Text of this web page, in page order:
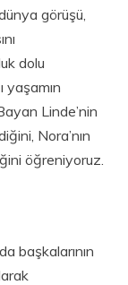
görüşü,
dolu
yaşamın
Linde’nin
Nora’nın
öğreniyoruz.
başkalarının